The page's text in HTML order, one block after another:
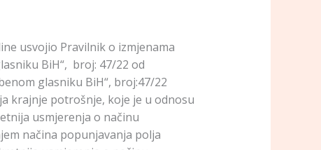
usvojio Pravilnik o izmjenama
BiH“, broj: 47/22 od
glasniku BiH“, broj:47/22
krajnje potrošnje, koje je u odnosu
usmjerenja o načinu
načina popunjavanja polja